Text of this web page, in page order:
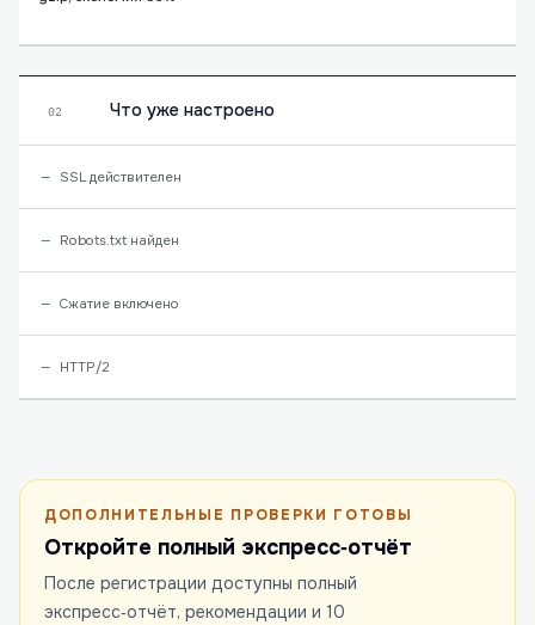
02 Что уже настроено
SSL действителен
Robots.txt найден
Сжатие включено
HTTP/2
ДОПОЛНИТЕЛЬНЫЕ ПРОВЕРКИ ГОТОВЫ
Откройте полный экспресс‑отчёт
После регистрации доступны полный
экспресс‑отчёт, рекомендации и 10